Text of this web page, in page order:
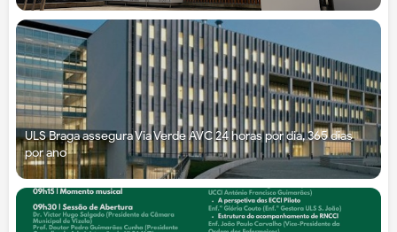
ULS Braga assegura Via Verde AVC 24 horas por dia, 365 dias
por ano